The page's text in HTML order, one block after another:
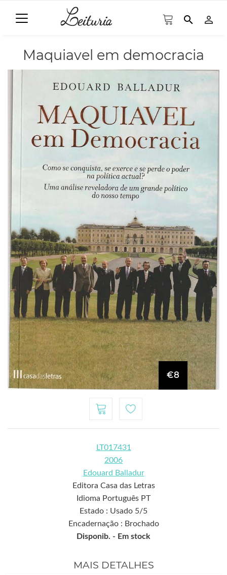
search person_outline
Maquiavel em democracia
€8
LT017431
2006
Edouard Balladur
Editora Casa das Letras
Idioma Português PT
Estado : Usado 5/5
Encadernação : Brochado
Disponib. - Em stock
MAIS DETALHES